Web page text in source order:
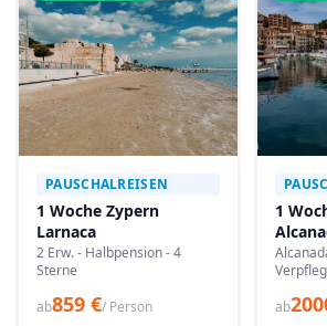
PAUSCHALREISEN
1 Woche Zypern
Larnaca
2 Erw. - Halbpension - 4
Sterne
ab859 €/ Person
1
ab